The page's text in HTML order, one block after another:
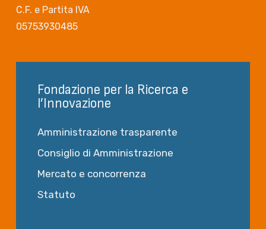
C.F. e Partita IVA
05753930485
Fondazione per la Ricerca e
l’Innovazione
Amministrazione trasparente
Consiglio di Amministrazione
Mercato e concorrenza
Statuto